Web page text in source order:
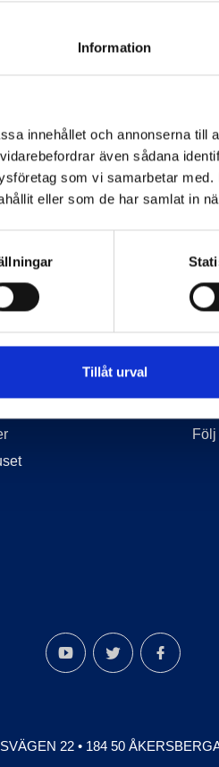
Information
innehållet och annonserna till
även sådana
som vi samarbetar
eller som de har samlat in
Tillåt urval
22 • 184 50